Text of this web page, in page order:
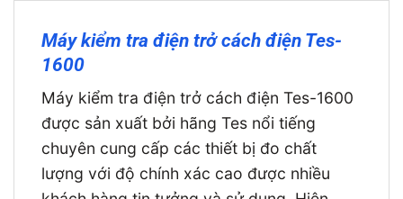
Máy kiểm tra điện trở cách điện Tes-
1600
Máy kiểm tra điện trở cách điện Tes-1600
được sản xuất bởi hãng Tes nổi tiếng
chuyên cung cấp các thiết bị đo chất
lượng với độ chính xác cao được nhiều